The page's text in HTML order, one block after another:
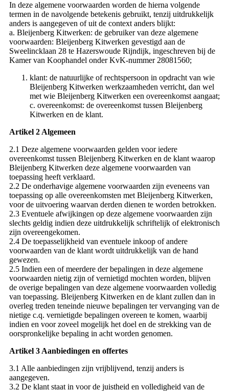
In deze algemene voorwaarden worden de hierna volgende
termen in de navolgende betekenis gebruikt, tenzij uitdrukkelijk
anders is aangegeven of uit de context anders blijkt:
a. Bleijenberg Kitwerken: de gebruiker van deze algemene
voorwaarden: Bleijenberg Kitwerken gevestigd aan de
Sweelincklaan 28 te Hazerswoude Rijndijk, ingeschreven bij de
Kamer van Koophandel onder KvK-nummer 28081560;
klant: de natuurlijke of rechtspersoon in opdracht van wie
Bleijenberg Kitwerken werkzaamheden verricht, dan wel
met wie Bleijenberg Kitwerken een overeenkomst aangaat;
c. overeenkomst: de overeenkomst tussen Bleijenberg
Kitwerken en de klant.
Artikel 2 Algemeen
2.1 Deze algemene voorwaarden gelden voor iedere
overeenkomst tussen Bleijenberg Kitwerken en de klant waarop
Bleijenberg Kitwerken deze algemene voorwaarden van
toepassing heeft verklaard.
2.2 De onderhavige algemene voorwaarden zijn eveneens van
toepassing op alle overeenkomsten met Bleijenberg Kitwerken,
voor de uitvoering waarvan derden dienen te worden betrokken.
2.3 Eventuele afwijkingen op deze algemene voorwaarden zijn
slechts geldig indien deze uitdrukkelijk schriftelijk of elektronisch
zijn overeengekomen.
2.4 De toepasselijkheid van eventuele inkoop of andere
voorwaarden van de klant wordt uitdrukkelijk van de hand
gewezen.
2.5 Indien een of meerdere der bepalingen in deze algemene
voorwaarden nietig zijn of vernietigd mochten worden, blijven
de overige bepalingen van deze algemene voorwaarden volledig
van toepassing. Bleijenberg Kitwerken en de klant zullen dan in
overleg treden teneinde nieuwe bepalingen ter vervanging van de
nietige c.q. vernietigde bepalingen overeen te komen, waarbij
indien en voor zoveel mogelijk het doel en de strekking van de
oorspronkelijke bepaling in acht worden genomen.
Artikel 3 Aanbiedingen en offertes
3.1 Alle aanbiedingen zijn vrijblijvend, tenzij anders is
aangegeven.
3.2 De klant staat in voor de juistheid en volledigheid van de